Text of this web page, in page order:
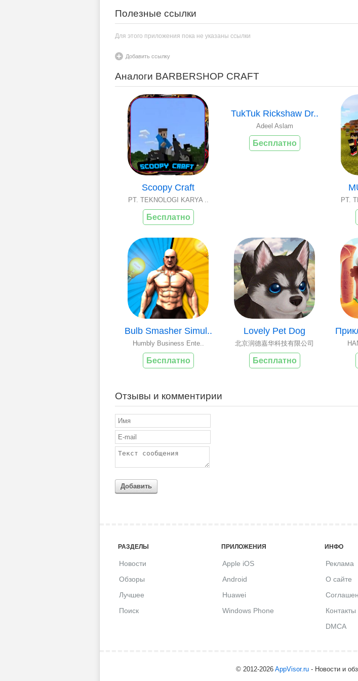
Полезные ссылки
Для этого приложения пока не указаны ссылки
Добавить ссылку
Аналоги BARBERSHOP CRAFT
Scoopy Craft
PT. TEKNOLOGI KARYA ..
Бесплатно
TukTuk Rickshaw Dr..
Adeel Aslam
Бесплатно
PT.
Bulb Smasher Simul..
Humbly Business Ente..
Бесплатно
Lovely Pet Dog
北京润德嘉华科技有限公司
Бесплатно
Отзывы и комментирии
Добавить
РАЗДЕЛЫ
Новости
Обзоры
Лучшее
Поиск
ПРИЛОЖЕНИЯ
Apple iOS
Android
Huawei
Windows Phone
ИНФО
Реклама
О сайте
Контакты
DMCA
© 2012-2026 AppVisor.ru- Новости и